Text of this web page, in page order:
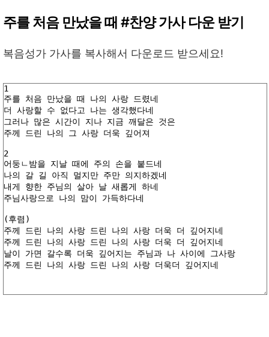
주를 처음 만났을 때 #찬양 가사 다운 받기
복음성가 가사를 복사해서 다운로드 받으세요!